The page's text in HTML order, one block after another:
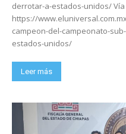
derrotar-a-estados-unidos/ Vía @eluniversalmx
https://
campeon-del-campeonato-
estados-unidos/
Leer más